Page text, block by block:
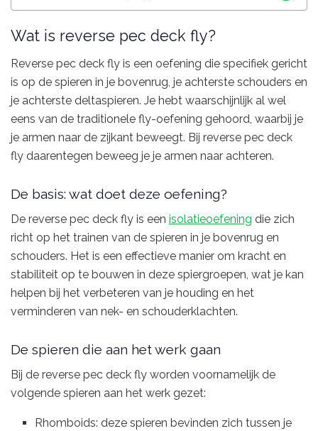
Wat is reverse pec deck fly?
Reverse pec deck fly is een oefening die specifiek gericht
is op de spieren in je bovenrug, je achterste schouders en
je achterste deltaspieren. Je hebt waarschijnlijk al wel
eens van de traditionele fly-oefening gehoord, waarbij je
je armen naar de zijkant beweegt. Bij reverse pec deck
fly daarentegen beweeg je je armen naar achteren.
De basis: wat doet deze oefening?
De reverse pec deck fly is een isolatieoefening die zich
richt op het trainen van de spieren in je bovenrug en
schouders. Het is een effectieve manier om kracht en
stabiliteit op te bouwen in deze spiergroepen, wat je kan
helpen bij het verbeteren van je houding en het
verminderen van nek- en schouderklachten.
De spieren die aan het werk gaan
Bij de reverse pec deck fly worden voornamelijk de
volgende spieren aan het werk gezet:
Rhomboids: deze spieren bevinden zich tussen je